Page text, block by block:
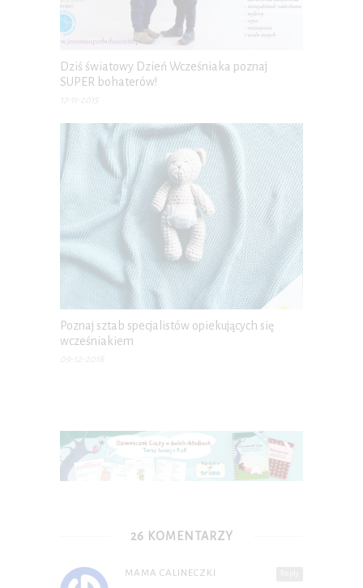
Dziś światowy Dzień Wcześniaka poznaj
SUPER bohaterów!
17-11-2015
Poznaj sztab specjalistów opiekujących się
wcześniakiem
09-12-2018
26 KOMENTARZY
MAMA CALINECZKI